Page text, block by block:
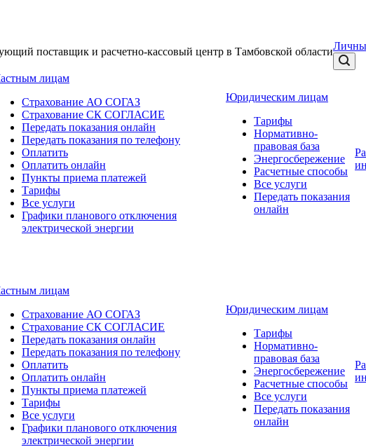
поставщик и расчетно-кассовый центр в Тамбовской области
лицам
Страхование АО СОГАЗ
Страхование СК СОГЛАСИЕ
Передать показания онлайн
Передать показания по телефону
Оплатить
Оплатить онлайн
Пункты приема платежей
Тарифы
Все услуги
Графики планового отключения
электрической энергии
Юридическим лицам
Тарифы
Нормативно-
правовая база
Энергосбережение
Расчетные способы
Все услуги
Передать показания
онлайн
лицам
Страхование АО СОГАЗ
Страхование СК СОГЛАСИЕ
Передать показания онлайн
Передать показания по телефону
Оплатить
Оплатить онлайн
Пункты приема платежей
Тарифы
Все услуги
Графики планового отключения
электрической энергии
Юридическим лицам
Тарифы
Нормативно-
правовая база
Энергосбережение
Расчетные способы
Все услуги
Передать показания
онлайн